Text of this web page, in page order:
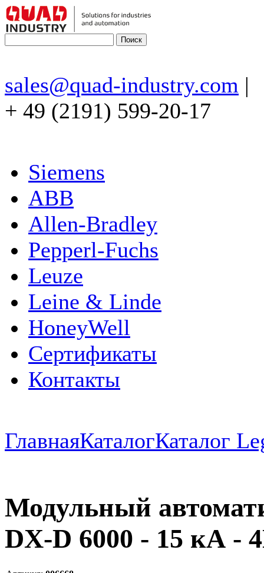
sales@quad-industry.com |
+ 49 (2191) 599-20-17
Siemens
ABB
Allen-Bradley
Pepperl-Fuchs
Leuze
Leine & Linde
HoneyWell
Сертификаты
Контакты
ГлавнаяКаталогКаталог
Модульный
DX-D 6000 - 15 кА -